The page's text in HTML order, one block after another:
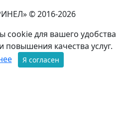
© 2016-2026
для вашего удобства
повышения качества услуг.
Я согласен